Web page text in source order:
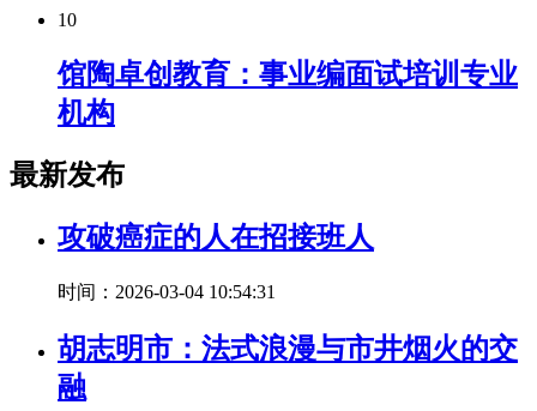
10
馆陶卓创教育：事业编面试培训专业
机构
最新发布
攻破癌症的人在招接班人
时间：2026-03-04 10:54:31
胡志明市：法式浪漫与市井烟火的交
融